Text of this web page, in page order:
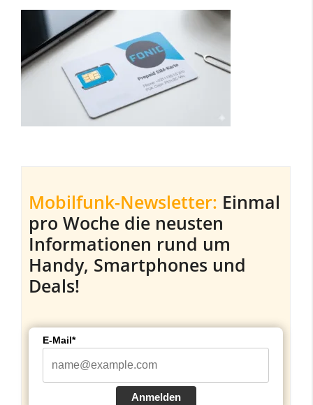
Mobilfunk-Newsletter: Einmal
pro Woche die neusten
Informationen rund um
Handy, Smartphones und
Deals!
E-Mail*
Anmelden